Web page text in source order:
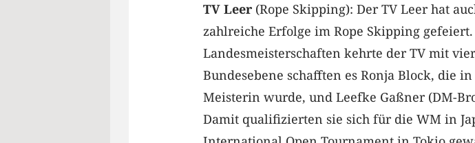
TV Leer (Rope Skipping): Der TV Leer hat
zahlreiche Erfolge im Rope Skipping
Landesmeisterschaften kehrte der TV mit
Bundesebene schafften es Ronja Block, die
Meisterin wurde, und Leefke Gaßner (DM-
Damit qualifizierten sie sich für die WM in